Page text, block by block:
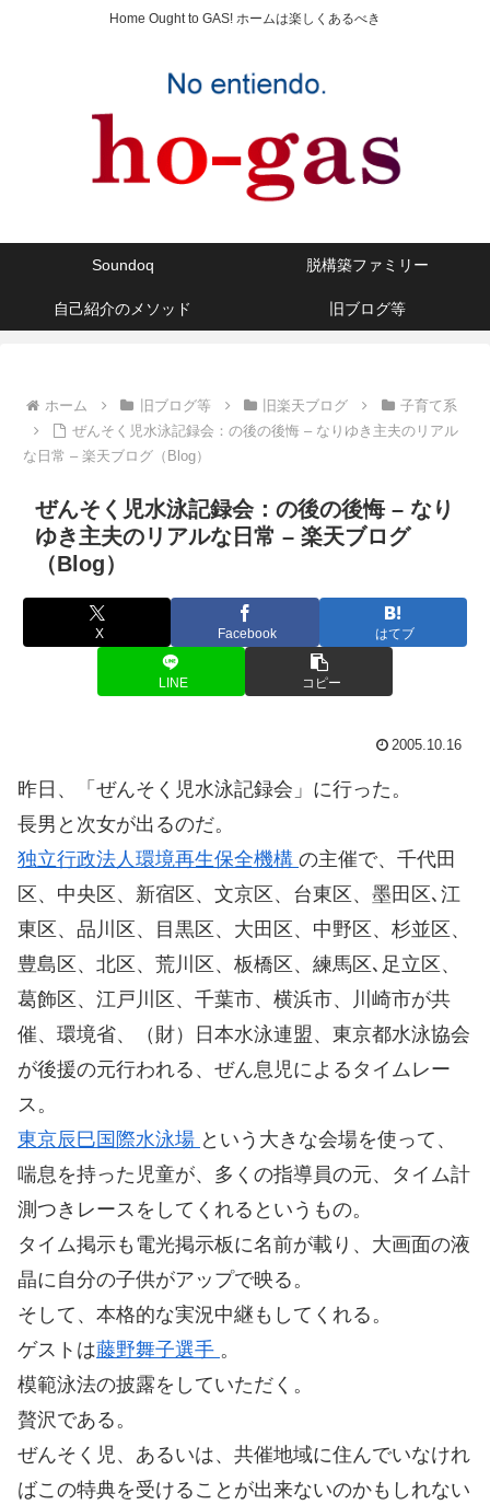
Home Ought to GAS! ホームは楽しくあるべき
Soundoq 脱構築ファミリー
自己紹介のメソッド 旧ブログ等
ホーム 旧ブログ等 旧楽天ブログ
子育て系
ぜんそく児水泳記録会：の後の後悔 – なりゆき主夫のリアル
な日常 – 楽天ブログ（Blog）
ぜんそく児水泳記録会：の後の後悔 – なり
ゆき主夫のリアルな日常 – 楽天ブログ
（Blog）
X Facebook はてブ
LINE コピー
2005.10.16
昨日、「ぜんそく児水泳記録会」に行った。
長男と次女が出るのだ。
独立行政法人環境再生保全機構 の主催で、千代田
区、中央区、新宿区、文京区、台東区、墨田区､江
東区、品川区、目黒区、大田区、中野区、杉並区、
豊島区、北区、荒川区、板橋区、練馬区､足立区、
葛飾区、江戸川区、千葉市、横浜市、川崎市が共
催、環境省、（財）日本水泳連盟、東京都水泳協会
が後援の元行われる、ぜん息児によるタイムレー
ス。
東京辰巳国際水泳場 という大きな会場を使って、
喘息を持った児童が、多くの指導員の元、タイム計
測つきレースをしてくれるというもの。
タイム掲示も電光掲示板に名前が載り、大画面の液
晶に自分の子供がアップで映る。
そして、本格的な実況中継もしてくれる。
ゲストは藤野舞子選手 。
模範泳法の披露をしていただく。
贅沢である。
ぜんそく児、あるいは、共催地域に住んでいなけれ
ばこの特典を受けることが出来ないのかもしれない